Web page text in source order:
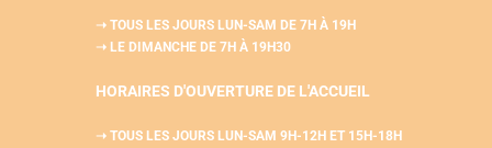
➝ TOUS LES JOURS LUN-SAM DE 7H À 19H
➝ LE DIMANCHE DE 7H À 19H30
HORAIRES D'OUVERTURE DE L'ACCUEIL
➝ TOUS LES JOURS LUN-SAM 9H-12H ET 15H-18H